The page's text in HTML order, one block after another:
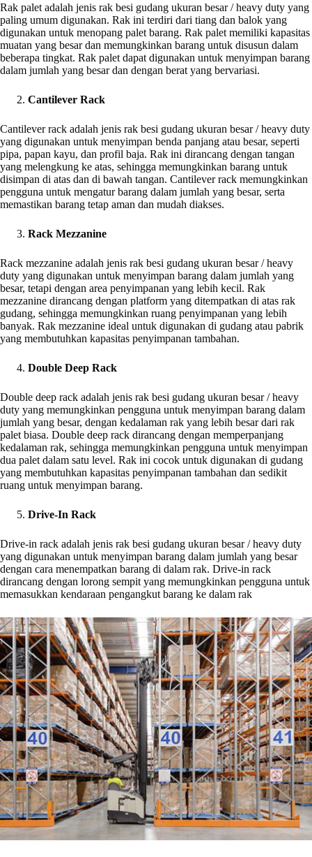
Rak palet adalah jenis rak besi gudang ukuran besar / heavy duty yang
paling umum digunakan. Rak ini terdiri dari tiang dan balok yang
digunakan untuk menopang palet barang. Rak palet memiliki kapasitas
muatan yang besar dan memungkinkan barang untuk disusun dalam
beberapa tingkat. Rak palet dapat digunakan untuk menyimpan barang
dalam jumlah yang besar dan dengan berat yang bervariasi.
Cantilever Rack
Cantilever rack adalah jenis rak besi gudang ukuran besar / heavy duty
yang digunakan untuk menyimpan benda panjang atau besar, seperti
pipa, papan kayu, dan profil baja. Rak ini dirancang dengan tangan
yang melengkung ke atas, sehingga memungkinkan barang untuk
disimpan di atas dan di bawah tangan. Cantilever rack memungkinkan
pengguna untuk mengatur barang dalam jumlah yang besar, serta
memastikan barang tetap aman dan mudah diakses.
Rack Mezzanine
Rack mezzanine adalah jenis rak besi gudang ukuran besar / heavy
duty yang digunakan untuk menyimpan barang dalam jumlah yang
besar, tetapi dengan area penyimpanan yang lebih kecil. Rak
mezzanine dirancang dengan platform yang ditempatkan di atas rak
gudang, sehingga memungkinkan ruang penyimpanan yang lebih
banyak. Rak mezzanine ideal untuk digunakan di gudang atau pabrik
yang membutuhkan kapasitas penyimpanan tambahan.
Double Deep Rack
Double deep rack adalah jenis rak besi gudang ukuran besar / heavy
duty yang memungkinkan pengguna untuk menyimpan barang dalam
jumlah yang besar, dengan kedalaman rak yang lebih besar dari rak
palet biasa. Double deep rack dirancang dengan memperpanjang
kedalaman rak, sehingga memungkinkan pengguna untuk menyimpan
dua palet dalam satu level. Rak ini cocok untuk digunakan di gudang
yang membutuhkan kapasitas penyimpanan tambahan dan sedikit
ruang untuk menyimpan barang.
Drive-In Rack
Drive-in rack adalah jenis rak besi gudang ukuran besar / heavy duty
yang digunakan untuk menyimpan barang dalam jumlah yang besar
dengan cara menempatkan barang di dalam rak. Drive-in rack
dirancang dengan lorong sempit yang memungkinkan pengguna untuk
memasukkan kendaraan pengangkut barang ke dalam rak